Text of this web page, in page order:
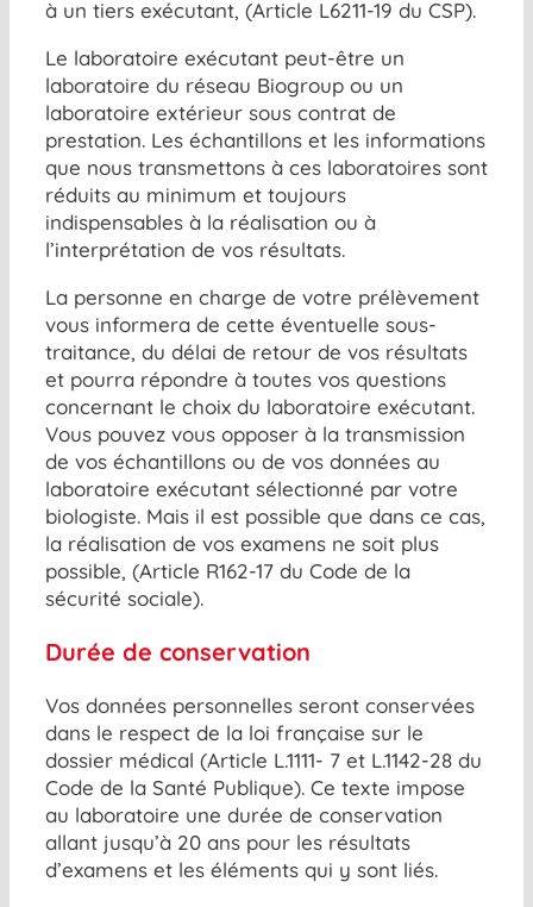
à un tiers exécutant, (Article L6211-19 du CSP).
Le laboratoire exécutant peut-être un
laboratoire du réseau Biogroup ou un
laboratoire extérieur sous contrat de
prestation. Les échantillons et les informations
que nous transmettons à ces laboratoires sont
réduits au minimum et toujours
indispensables à la réalisation ou à
l’interprétation de vos résultats.
La personne en charge de votre prélèvement
vous informera de cette éventuelle sous-
traitance, du délai de retour de vos résultats
et pourra répondre à toutes vos questions
concernant le choix du laboratoire exécutant.
Vous pouvez vous opposer à la transmission
de vos échantillons ou de vos données au
laboratoire exécutant sélectionné par votre
biologiste. Mais il est possible que dans ce cas,
la réalisation de vos examens ne soit plus
possible, (Article R162-17 du Code de la
sécurité sociale).
Durée de conservation
Vos données personnelles seront conservées
dans le respect de la loi française sur le
dossier médical (Article L.1111- 7 et L.1142-28 du
Code de la Santé Publique). Ce texte impose
au laboratoire une durée de conservation
allant jusqu’à 20 ans pour les résultats
d’examens et les éléments qui y sont liés.